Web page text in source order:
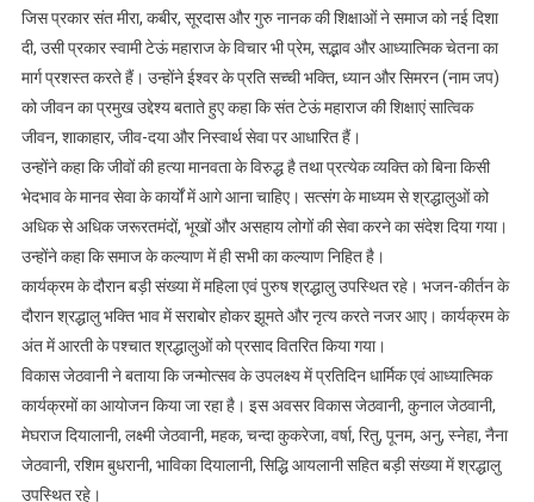
सेवा
और
विश्व
बंधुत्व
दिया
संदेश
जिस प्रकार संत मीरा, कबीर, सूरदास और गुरु नानक की शिक्षाओं ने समाज को नई दिशा
दी, उसी प्रकार स्वामी टेऊं महाराज के विचार भी प्रेम, सद्भाव और आध्यात्मिक चेतना का
मार्ग प्रशस्त करते हैं। उन्होंने ईश्वर के प्रति सच्ची भक्ति, ध्यान और सिमरन (नाम जप)
को जीवन का प्रमुख उद्देश्य बताते हुए कहा कि संत टेऊं महाराज की शिक्षाएं सात्विक
जीवन, शाकाहार, जीव-दया और निस्वार्थ सेवा पर आधारित हैं।
उन्होंने कहा कि जीवों की हत्या मानवता के विरुद्ध है तथा प्रत्येक व्यक्ति को बिना किसी
भेदभाव के मानव सेवा के कार्यों में आगे आना चाहिए। सत्संग के माध्यम से श्रद्धालुओं को
अधिक से अधिक जरूरतमंदों, भूखों और असहाय लोगों की सेवा करने का संदेश दिया गया।
उन्होंने कहा कि समाज के कल्याण में ही सभी का कल्याण निहित है।
कार्यक्रम के दौरान बड़ी संख्या में महिला एवं पुरुष श्रद्धालु उपस्थित रहे। भजन-कीर्तन के
दौरान श्रद्धालु भक्ति भाव में सराबोर होकर झूमते और नृत्य करते नजर आए। कार्यक्रम के
अंत में आरती के पश्चात श्रद्धालुओं को प्रसाद वितरित किया गया।
विकास जेठवानी ने बताया कि जन्मोत्सव के उपलक्ष्य में प्रतिदिन धार्मिक एवं आध्यात्मिक
कार्यक्रमों का आयोजन किया जा रहा है। इस अवसर विकास जेठवानी, कुनाल जेठवानी,
मेघराज दियालानी, लक्ष्मी जेठवानी, महक, चन्दा कुकरेजा, वर्षा, रितु, पूनम, अनु, स्नेहा, नैना
जेठवानी, रशिम बुधरानी, भाविका दियालानी, सिद्धि आयलानी सहित बड़ी संख्या में श्रद्धालु
उपस्थित रहे।